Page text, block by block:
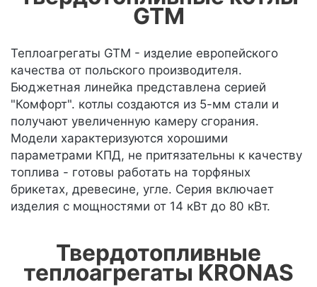
GTM
Теплоагрегаты GTM - изделие европейского
качества от польского производителя.
Бюджетная линейка представлена серией
"Комфорт". котлы создаются из 5-мм стали и
получают увеличенную камеру сгорания.
Модели характеризуются хорошими
параметрами КПД, не притязательны к качеству
топлива - готовы работать на торфяных
брикетах, древесине, угле. Серия включает
изделия с мощностями от 14 кВт до 80 кВт.
Твердотопливные
теплоагрегаты KRONAS